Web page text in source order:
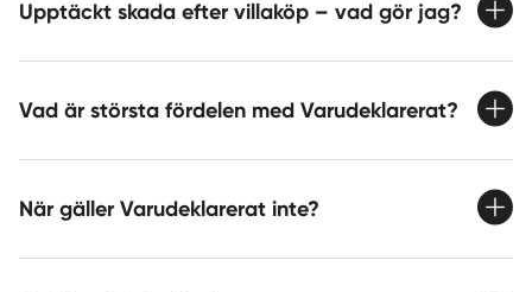
Upptäckt skada efter villaköp – vad gör jag?
Vad är största fördelen med Varudeklarerat?
När gäller Varudeklarerat inte?